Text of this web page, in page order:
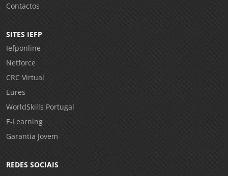
Contactos
SITES IEFP
Iefponline
Netforce
CRC Virtual
Eures
WorldSkills Portugal
E-Learning
Garantia Jovem
REDES SOCIAIS